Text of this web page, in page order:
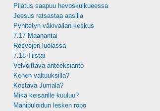
Pilatus saapuu hevoskulkueessa
Jeesus ratsastaa aasilla
Pyhitetyn väkivallan keskus
7.17 Maanantai
Rosvojen luolassa
7.18 Tiistai
Velvoittava anteeksianto
Kenen valtuuksilla?
Kostava Jumala?
Mikä keisarille kuuluu?
Manipuloidun lesken ropo